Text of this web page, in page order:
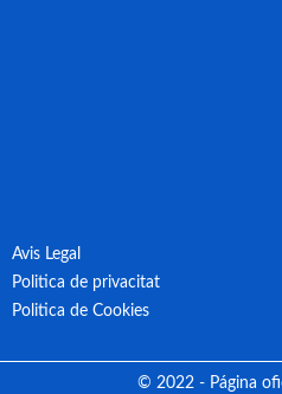
Avis Legal
Politica de privacitat
Politica de Cookies
© 2022 - Página